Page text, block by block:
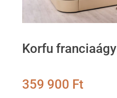
Korfu franciaágy
359 900 Ft